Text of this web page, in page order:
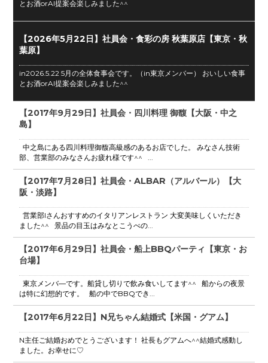
とお酒orAI提案会楽しみました^^
【2026年5月22日】社員会・食彩の房 秋葉原店【東京・秋
葉原】
in2026.5.22 5月の全体食事会です。（in東京メンバー） おいしい食事
とお酒orAI提案会楽しみました^^
【2017年9月29日】社員会・四川料理 御馥【大阪・中之
島】
中之島にある四川料理御馥高級感のあるお店でした。 みなさん技術
部、営業部のみなさんお疲れ様です^^ ...
【2017年7月28日】社員会・ALBAR（アルバール）【大
阪・淡路】
営業部Iさんおすすめのイタリアンレストラン 大変美味しくいただき
ました^^ 景品の目玉はみなとこうべの...
【2017年6月29日】社員会・船上BBQパーティ【東京・お
台場】
東京メンバ―です。船貸し切りで飲み食いしてます^^ 船からの夜景
は特に幻想的です。 船の中でBBQでき...
【2017年6月22日】N兄ちゃん結婚式【米国・グアム】
N主任ご結婚おめでとうございます！ 社長もグアムへ^^結婚式感動し
ました。お幸せに♡